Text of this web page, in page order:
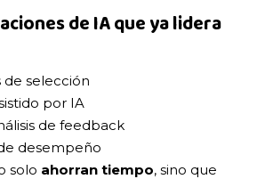
de IA que ya lidera
de selección
por IA
de feedback
desempeño
solo ahorran tiempo, sino que